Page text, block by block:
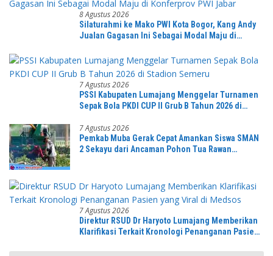
8 Agustus 2026
Silaturahmi ke Mako PWI Kota Bogor, Kang Andy
Jualan Gagasan Ini Sebagai Modal Maju di
7 Agustus 2026
PSSI Kabupaten Lumajang Menggelar Turnamen
Sepak Bola PKDI CUP II Grub B Tahun 2026 di
7 Agustus 2026
Pemkab Muba Gerak Cepat Amankan Siswa SMAN
2 Sekayu dari Ancaman Pohon Tua Rawan
7 Agustus 2026
Direktur RSUD Dr Haryoto Lumajang Memberikan
Klarifikasi Terkait Kronologi Penanganan Pasien